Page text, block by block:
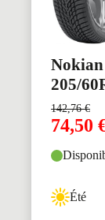
Nokian
205/
142,76€
74,50
Été